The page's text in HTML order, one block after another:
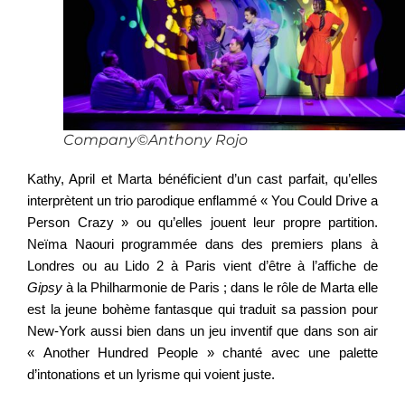
Company©Anthony Rojo
Kathy, April et Marta bénéficient d’un cast parfait, qu’elles
interprètent un trio parodique enflammé « You Could Drive a
Person Crazy » ou qu’elles jouent leur propre partition.
Neïma Naouri programmée dans des premiers plans à
Londres ou au Lido 2 à Paris vient d’être à l’affiche de
Gipsy à la Philharmonie de Paris ; dans le rôle de Marta elle
est la jeune bohème fantasque qui traduit sa passion pour
New-York aussi bien dans un jeu inventif que dans son air
« Another Hundred People » chanté avec une palette
d’intonations et un lyrisme qui voient juste.